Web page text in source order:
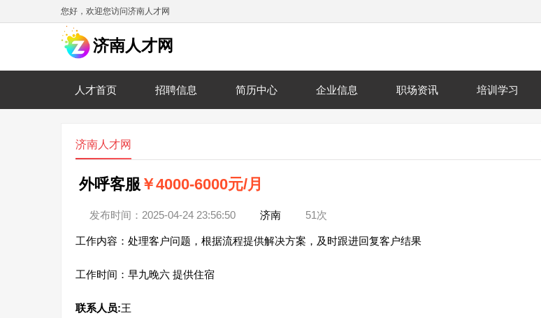
您好，欢迎您访问济南人才网
济南人才网
人才首页 招聘信息 简历中心 企业信息 职场资讯 培训学习
济南人才网
外呼客服 ￥4000-6000元/月
发布时间：2025-04-24 23:56:50 济南 51次
工作内容：处理客户问题，根据流程提供解决方案，及时跟进回复客户结果
工作时间：早九晚六 提供住宿
联系人员:王